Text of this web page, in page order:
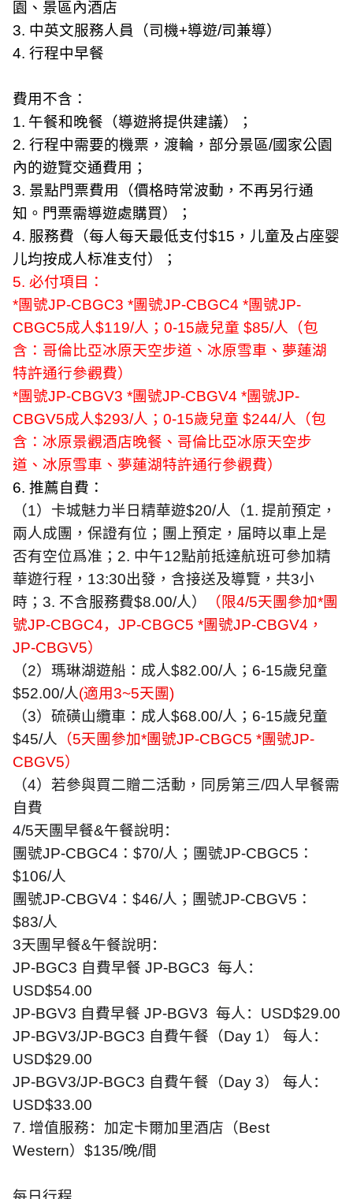
園、景區內酒店
3. 中英文服務人員（司機+導遊/司兼導）
4. 行程中早餐
費用不含：
1. 午餐和晚餐（導遊將提供建議）；
2. 行程中需要的機票，渡輪，部分景區/國家公園
內的遊覽交通費用；
3. 景點門票費用（價格時常波動，不再另行通
知。門票需導遊處購買）；
4. 服務費（每人每天最低支付$15 ，儿童及占座婴
儿均按成人标准支付）；
5. 必付項目：
*團號JP-CBGC3 *團號JP-CBGC4 *團號JP-
CBGC5成人$119/人； 0-15歲兒童 $85/人 （包
含：哥倫比亞冰原天空步道、冰原雪車、夢蓮湖
特許通行參觀費）
*團號JP-CBGV3 *團號JP-CBGV4 *團號JP-
CBGV5成人$293/人； 0-15歲兒童 $244/人（包
含：冰原景觀酒店晚餐、哥倫比亞冰原天空步
道、冰原雪車、夢蓮湖特許通行參觀費）
6. 推薦自費：
（1）卡城魅力半日精華遊$20/人（1. 提前預定，
兩人成團，保證有位；團上預定，届時以車上是
否有空位爲准； 2. 中午12點前抵達航班可參加精
華遊行程， 13:30出發，含接送及導覽，共3小
時； 3. 不含服務費$8.00/人） （限4/5天團參加*團
號JP-CBGC4， JP-CBGC5 *團號JP-CBGV4 ，
JP-CBGV5）
（2）瑪琳湖遊船：成人$82.00/人； 6-15歲兒童
$52.00/人(適用3~5天團)
（3）硫磺山纜車：成人$68.00/人； 6-15歲兒童
$45/人 （5天團參加*團號JP-CBGC5 *團號JP-
CBGV5）
（4）若參與買二贈二活動，同房第三/四人早餐需
自費
4/5天團早餐&午餐說明：
團號JP-CBGC4 ： $70/人；團號JP-CBGC5 ：
$106/人
團號JP-CBGV4 ： $46/人；團號JP-CBGV5 ：
$83/人
3天團早餐&午餐說明：
JP-BGC3 自費早餐 JP-BGC3 每人：
USD$54.00
JP-BGV3 自費早餐 JP-BGV3 每人： USD$29.00
JP-BGV3/JP-BGC3 自費午餐（Day 1） 每人：
USD$29.00
JP-BGV3/JP-BGC3 自費午餐（Day 3） 每人：
USD$33.00
7. 增值服務：加定卡爾加里酒店（Best
Western） $135/晚/間